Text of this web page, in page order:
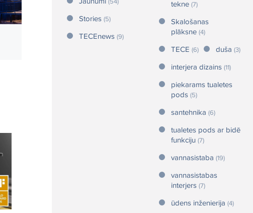
Stories (5)
TECEnews (9)
tekne (7)
Skalošanas
plāksne (4)
TECE (6) duša (3)
interjera dizains (11)
piekarams tualetes
pods (5)
santehnika (6)
tualetes pods ar bidē
funkciju (7)
vannasistaba (19)
vannasistabas
interjers (7)
ūdens inženierija (4)